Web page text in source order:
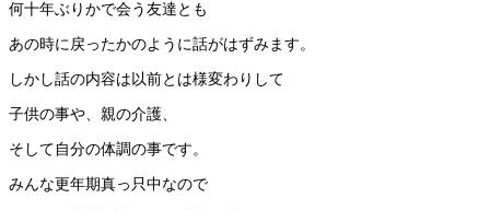
何十年ぶりかで会う友達とも
あの時に戻ったかのように話がはずみます。
しかし話の内容は以前とは様変わりして
子供の事や、親の介護、
そして自分の体調の事です。
みんな更年期真っ只中なので